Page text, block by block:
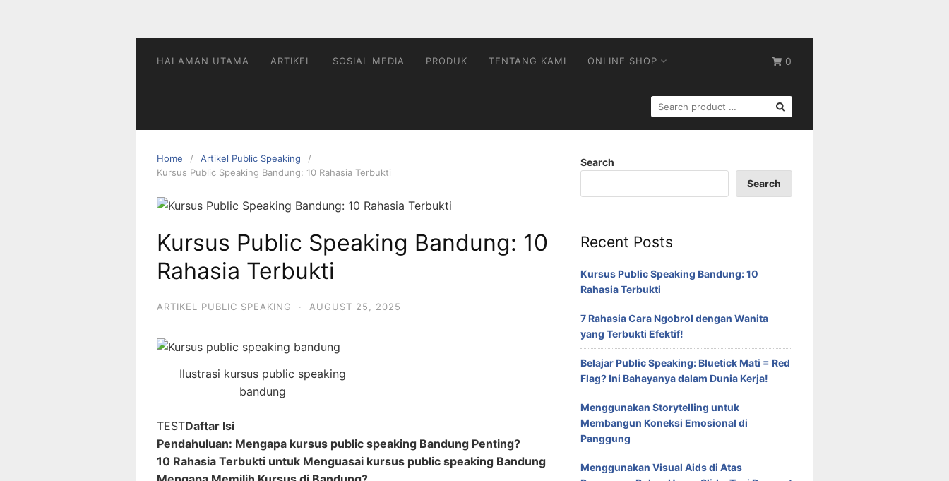
0
HALAMAN UTAMA ARTIKEL SOSIAL MEDIA PRODUK TENTANG KAMI ONLINE SHOP
SEARCH
FOR:
Home
Artikel Public Speaking
Kursus Public Speaking Bandung: 10 Rahasia Terbukti
Kursus Public Speaking Bandung: 10
Rahasia Terbukti
ARTIKEL PUBLIC SPEAKING · AUGUST 25, 2025
Ilustrasi kursus public speaking
bandung
TESTDaftar Isi
Pendahuluan: Mengapa kursus public speaking Bandung Penting?
10 Rahasia Terbukti untuk Menguasai kursus public speaking Bandung
Search
Search
Recent Posts
Kursus Public Speaking Bandung: 10
Rahasia Terbukti
7 Rahasia Cara Ngobrol dengan Wanita
yang Terbukti Efektif!
Belajar Public Speaking: Bluetick Mati = Red
Flag? Ini Bahayanya dalam Dunia Kerja!
Menggunakan Storytelling untuk
Membangun Koneksi Emosional di
Panggung
Menggunakan Visual Aids di Atas